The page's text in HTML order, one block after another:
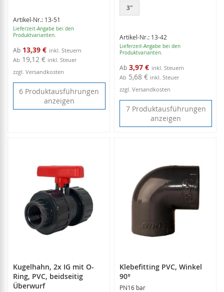
Artikel-Nr.: 13-51
Lieferzeit-Angabe bei den
Produktvarianten.
Ab 13,39 €
Ab 19,12 € inkl. Steuer
zzgl. Versandkosten
6 Produktausführungen
anzeigen
Artikel-Nr.: 13-42
Lieferzeit-Angabe bei den
Produktvarianten.
Ab 3,97 €
Ab 5,68 € inkl. Steuer
3"
zzgl. Versandkosten
7 Produktausführungen
anzeigen
Kugelhahn, 2x IG mit O-
Ring, PVC, beidseitig
Überwurf
Klebefitting PVC, Winkel
90°
PN16 bar